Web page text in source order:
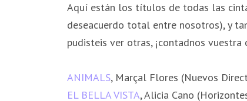
Aquí están los títulos de todas las
deseacuerdo total entre nosotros), y
pudisteis ver otras, ¡contadnos vuestra
ANIMALS, Marçal Flores (Nuevos
EL BELLA VISTA, Alicia Cano